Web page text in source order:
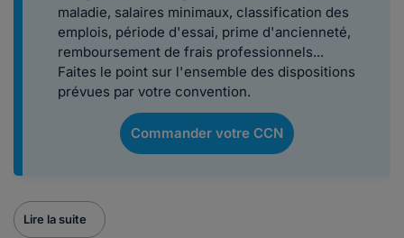
maladie, salaires minimaux, classification des
emplois, période d'essai, prime d'ancienneté,
remboursement de frais professionnels...
Faites le point sur l'ensemble des dispositions
prévues par votre convention.
Commander votre CCN
Lire la suite